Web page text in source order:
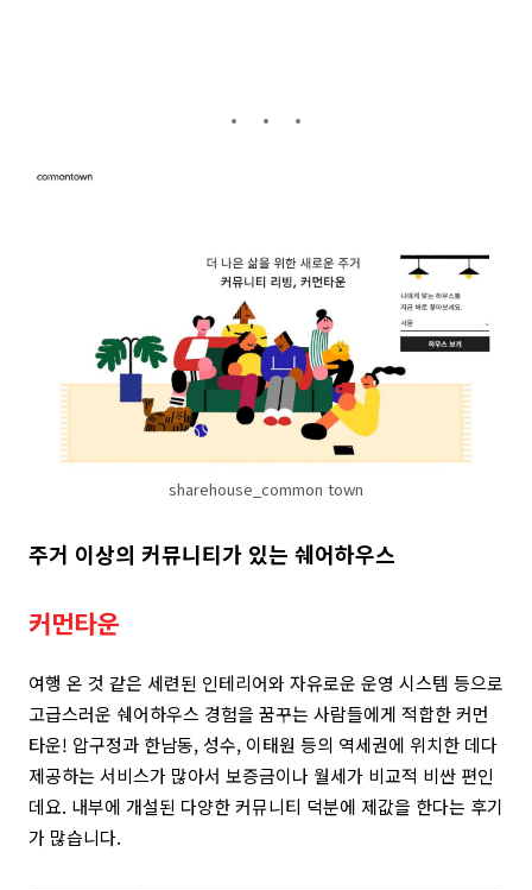
sharehouse_common town
주거 이상의 커뮤니티가 있는 쉐어하우스
커먼타운
여행 온 것 같은 세련된 인테리어와 자유로운 운영 시스템 등으로
고급스러운 쉐어하우스 경험을 꿈꾸는 사람들에게 적합한 커먼
타운! 압구정과 한남동, 성수, 이태원 등의 역세권에 위치한 데다
제공하는 서비스가 많아서 보증금이나 월세가 비교적 비싼 편인
데요. 내부에 개설된 다양한 커뮤니티 덕분에 제값을 한다는 후기
가 많습니다.